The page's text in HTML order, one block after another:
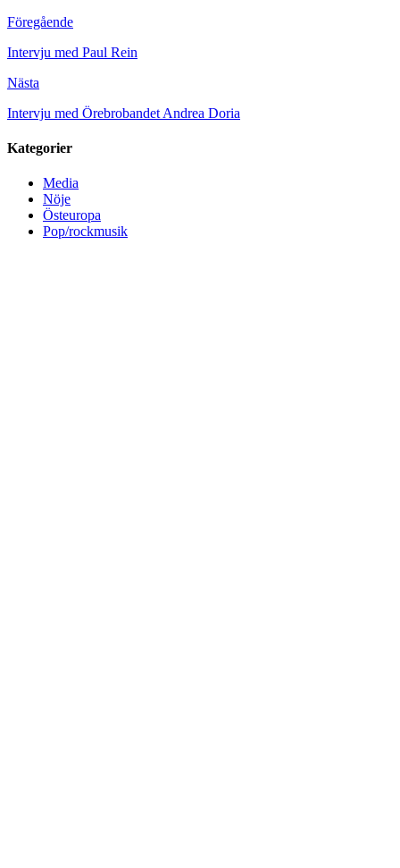
Föregående
Intervju med Paul Rein
Nästa
Intervju med Örebrobandet Andrea Doria
Kategorier
Media
Nöje
Östeuropa
Pop/rockmusik